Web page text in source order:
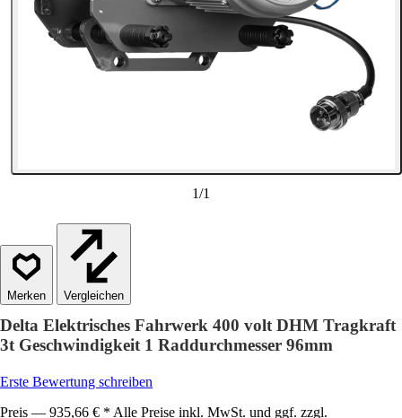
1/1
Vergleichen
Delta Elektrisches Fahrwerk 400 volt DHM Tragkraft
3t Geschwindigkeit 1 Raddurchmesser 96mm
Erste Bewertung schreiben
Preis — 935,66 € * Alle Preise inkl. MwSt. und ggf. zzgl.